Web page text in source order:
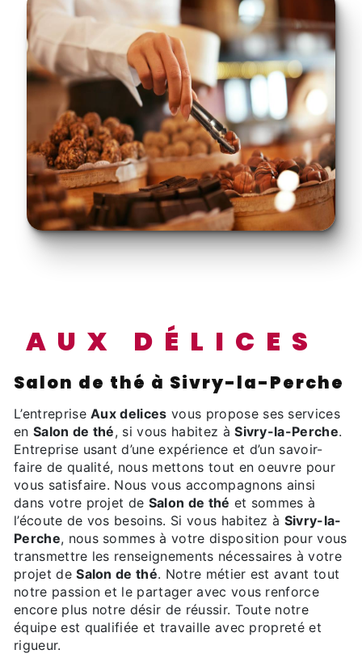
AUX DÉLICES
Salon de thé à Sivry-la-Perche
L’entrepriseAux delices vous propose ses services
en Salon de thé, si vous habitez àSivry-la-Perche.
Entreprise usant d’une expérience et d’un savoir-
faire de qualité, nous mettons tout en oeuvre pour
vous satisfaire. Nous vous accompagnons ainsi
dans votre projet de Salon de thé et sommes à
l’écoute de vos besoins. Si vous habitez à Sivry-la-
Perche, nous sommes à votre disposition pour vous
transmettre les renseignements nécessaires à votre
projet deSalon de thé. Notre métier est avant tout
notre passion et le partager avec vous renforce
encore plus notre désir de réussir. Toute notre
équipe est qualifiée et travaille avec propreté et
rigueur.